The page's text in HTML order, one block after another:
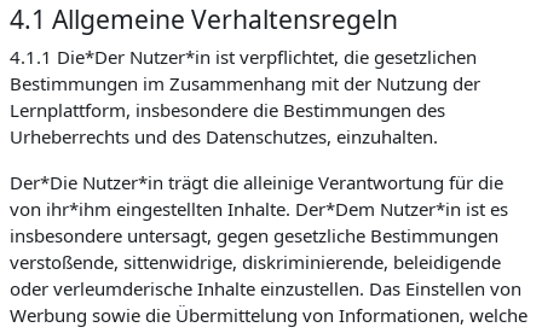
4.1 Allgemeine Verhaltensregeln
4.1.1 Die*Der Nutzer*in ist verpflichtet, die gesetzlichen
Bestimmungen im Zusammenhang mit der Nutzung der
Lernplattform, insbesondere die Bestimmungen des
Urheberrechts und des Datenschutzes, einzuhalten.
Der*Die Nutzer*in trägt die alleinige Verantwortung für die
von ihr*ihm eingestellten Inhalte. Der*Dem Nutzer*in ist es
insbesondere untersagt, gegen gesetzliche Bestimmungen
verstoßende, sittenwidrige, diskriminierende, beleidigende
oder verleumderische Inhalte einzustellen. Das Einstellen von
Werbung sowie die Übermittelung von Informationen, welche